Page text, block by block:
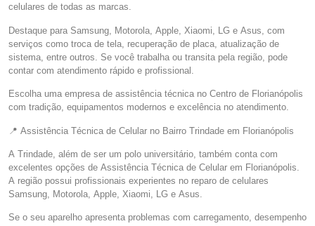
celulares de todas as marcas.
Destaque para Samsung, Motorola, Apple, Xiaomi, LG e Asus, com
serviços como troca de tela, recuperação de placa, atualização de
sistema, entre outros. Se você trabalha ou transita pela região, pode
contar com atendimento rápido e profissional.
Escolha uma empresa de assistência técnica no Centro de Florianópolis
com tradição, equipamentos modernos e excelência no atendimento.
📍 Assistência Técnica de Celular no Bairro Trindade em Florianópolis
A Trindade, além de ser um polo universitário, também conta com
excelentes opções de Assistência Técnica de Celular em Florianópolis.
A região possui profissionais experientes no reparo de celulares
Samsung, Motorola, Apple, Xiaomi, LG e Asus.
Se o seu aparelho apresenta problemas com carregamento, desempenho